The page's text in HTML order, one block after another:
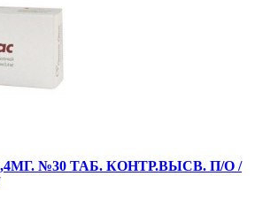
№30 ТАБ. КОНТР.ВЫСВ. П/О /